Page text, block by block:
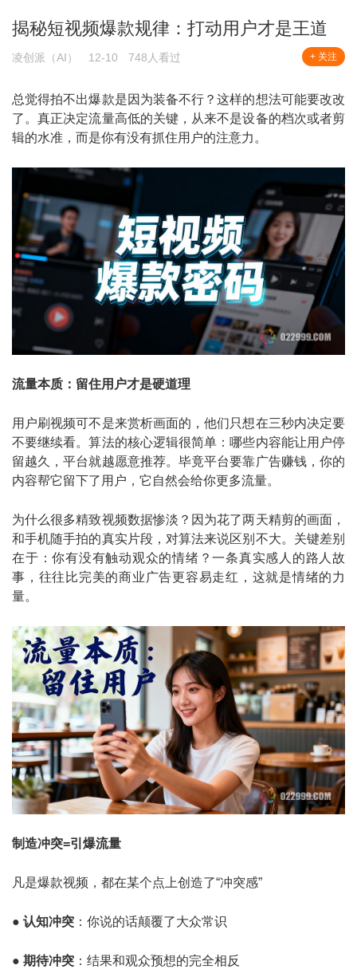
揭秘短视频爆款规律：打动用户才是王道
凌创派（AI） 12-10 748人看过 + 关注
总觉得拍不出爆款是因为装备不行？这样的想法可能要改改
了。真正决定流量高低的关键，从来不是设备的档次或者剪
辑的水准，而是你有没有抓住用户的注意力。
流量本质：留住用户才是硬道理
用户刷视频可不是来赏析画面的，他们只想在三秒内决定要
不要继续看。算法的核心逻辑很简单：哪些内容能让用户停
留越久，平台就越愿意推荐。毕竟平台要靠广告赚钱，你的
内容帮它留下了用户，它自然会给你更多流量。
为什么很多精致视频数据惨淡？因为花了两天精剪的画面，
和手机随手拍的真实片段，对算法来说区别不大。关键差别
在于：你有没有触动观众的情绪？一条真实感人的路人故
事，往往比完美的商业广告更容易走红，这就是情绪的力
量。
制造冲突=引爆流量
凡是爆款视频，都在某个点上创造了“冲突感”
● 认知冲突 ：你说的话颠覆了大众常识
● 期待冲突 ：结果和观众预想的完全相反